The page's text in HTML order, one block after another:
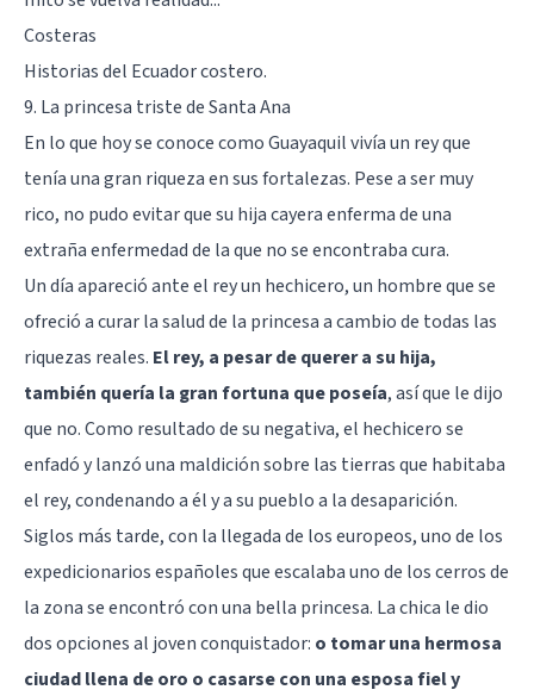
Costeras
Historias del Ecuador costero.
9. La princesa triste de Santa Ana
En lo que hoy se conoce como Guayaquil vivía un rey que
tenía una gran riqueza en sus fortalezas. Pese a ser muy
rico, no pudo evitar que su hija cayera enferma de una
extraña enfermedad de la que no se encontraba cura.
Un día apareció ante el rey un hechicero, un hombre que se
ofreció a curar la salud de la princesa a cambio de todas las
riquezas reales. El rey, a pesar de querer a su hija,
también quería la gran fortuna que poseía, así que le dijo
que no. Como resultado de su negativa, el hechicero se
enfadó y lanzó una maldición sobre las tierras que habitaba
el rey, condenando a él y a su pueblo a la desaparición.
Siglos más tarde, con la llegada de los europeos, uno de los
expedicionarios españoles que escalaba uno de los cerros de
la zona se encontró con una bella princesa. La chica le dio
dos opciones al joven conquistador: o tomar una hermosa
ciudad llena de oro o casarse con una esposa fiel y